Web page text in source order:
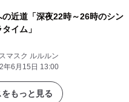
の近道「深夜22時～26時のシン
イム」
マスク ルルルン
年6月15日 13:00
もっと見る